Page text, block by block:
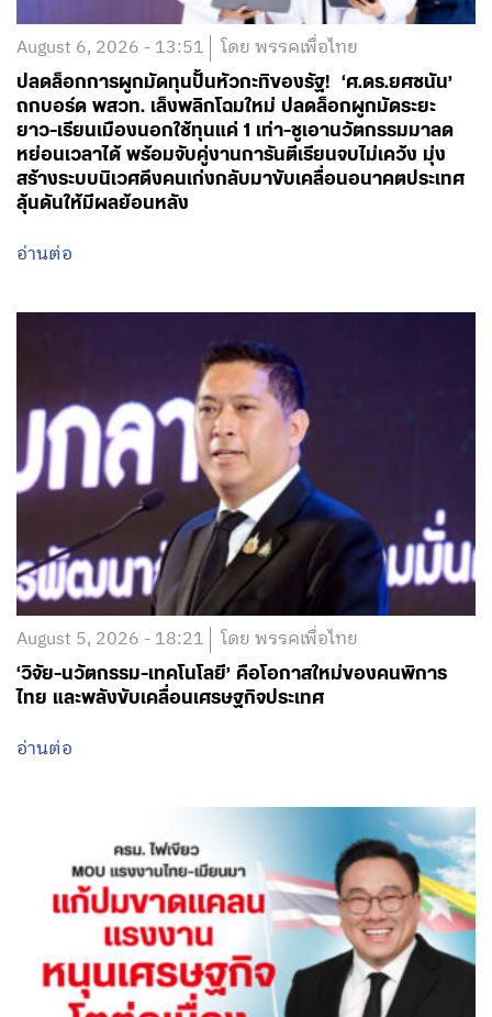
August 6, 2026 - 13:51 โดย พรรคเพื่อไทย
ปลดล็อกการผูกมัดทุนปั้นหัวกะทิของรัฐ! ‘ศ.ดร.ยศชนัน’
ถกบอร์ด พสวท. เล็งพลิกโฉมใหม่ ปลดล็อกผูกมัดระยะ
ยาว-เรียนเมืองนอกใช้ทุนแค่ 1 เท่า-ชูเอานวัตกรรมมาลด
หย่อนเวลาได้ พร้อมจับคู่งานการันตีเรียนจบไม่เคว้ง มุ่ง
สร้างระบบนิเวศดึงคนเก่งกลับมาขับเคลื่อนอนาคตประเทศ
ลุ้นดันให้มีผลย้อนหลัง
อ่านต่อ
August 5, 2026 - 18:21 โดย พรรคเพื่อไทย
‘วิจัย-นวัตกรรม-เทคโนโลยี’ คือโอกาสใหม่ของคนพิการ
ไทย และพลังขับเคลื่อนเศรษฐกิจประเทศ
อ่านต่อ